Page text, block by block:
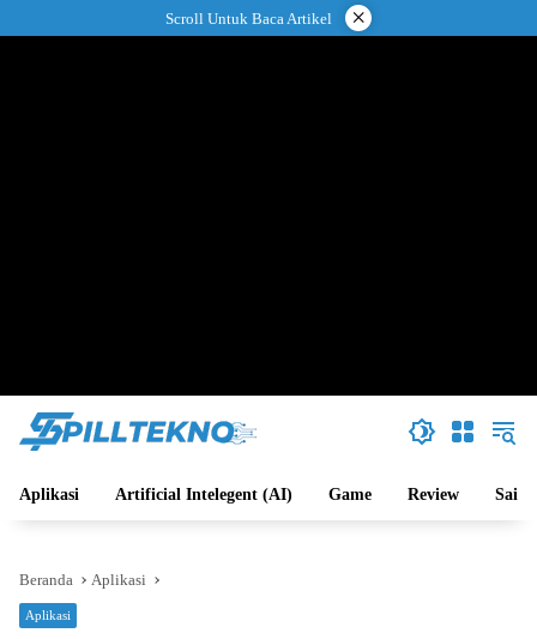
ke
Scroll Untuk Baca Artikel ×
Aplikasi Artificial Intelegent (AI) Game Review Sains
Beranda Aplikasi
Aplikasi